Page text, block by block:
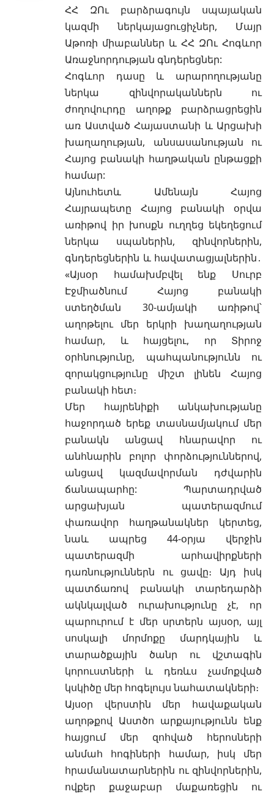
ՀՀ ԶՈւ բարձրագույն սպայական
կազմի ներկայացուցիչներ, Մայր
Աթոռի միաբաններ և ՀՀ ԶՈւ Հոգևոր
Առաջնորդության գնդերեցներ:
Հոգևոր դասը և արարողությանը
ներկա զինվորականներն ու
ժողովուրդը աղոթք բարձրացրեցին
առ Աստված Հայաստանի և Արցախի
խաղաղության, անսասանության ու
Հայոց բանակի հաղթական ընթացքի
համար:
Այնուհետև Ամենայն Հայոց
Հայրապետը Հայոց բանակի օրվա
առիթով իր խոսքն ուղղեց եկեղեցում
ներկա սպաներին, զինվորներին,
գնդերեցներին և հավատացյալներին․
«Այսօր համախմբվել ենք Սուրբ
Էջմիածնում Հայոց բանակի
ստեղծման 30-ամյակի առիթով՝
աղոթելու մեր երկրի խաղաղության
համար, և հայցելու, որ Տիրոջ
օրհնությունը, պահպանությունն ու
զորակցությունը միշտ լինեն Հայոց
բանակի հետ։
Մեր հայրենիքի անկախությանը
հաջորդած երեք տասնամյակում մեր
բանակն անցավ հնարավոր ու
անհնարին բոլոր փորձություններով,
անցավ կազմավորման դժվարին
ճանապարհը: Պարտադրված
արցախյան պատերազմում
փառավոր հաղթանակներ կերտեց,
նաև ապրեց 44-օրյա վերջին
պատերազմի արհավիրքների
դառնություններն ու ցավը։ Այդ իսկ
պատճառով բանակի տարեդարձի
ակնկալված ուրախությունը չէ, որ
պարուրում է մեր սրտերն այսօր, այլ
սոսկալի մորմոքը մարդկային և
տարածքային ծանր ու վշտագին
կորուստների և դեռևս չամոքված
կսկիծը մեր հոգելույս նահատակների։
Այսօր վերստին մեր հավաքական
աղոթքով Աստծո արքայությունն ենք
հայցում մեր զոհված հերոսների
անմահ հոգիների համար, իսկ մեր
հրամանատարներին ու զինվորներին,
ովքեր քաջաբար մաքառեցին ու